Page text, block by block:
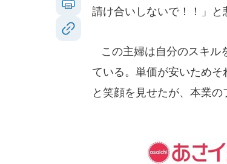
請け合いしないで！！」と
この主婦は自分のスキル
ている。単価が安いためそ
と笑顔を見せたが、本業の